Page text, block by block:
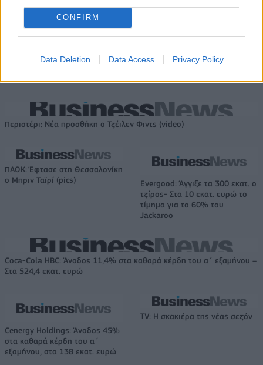
CONFIRM
Data Deletion Data Access Privacy Policy
Περιστέρι: Νέα προσθήκη ο Τζέιλεν Φιντς (video)
ΠΑΟΚ: Έφτασε στη Θεσσαλονίκη
ο Μπριν Ταϊρί (pics)
Evergood: Άγγιξε τα 300 εκατ. ο
τζίρος- Στα 10 εκατ. ευρώ το
τίμημα για το 60% του
Jackaroo
Coca-Cola HBC: Άνοδος 11,4% στα καθαρά κέρδη του α΄ εξαμήνου –
Στα 524,4 εκατ. ευρώ
Cenergy Holdings: Άνοδος 45%
στα καθαρά κέρδη του α΄
εξαμήνου, στα 138 εκατ. ευρώ
TV: Η σκακιέρα της νέας σεζόν